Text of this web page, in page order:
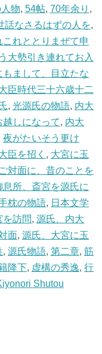
物, 54帖, 70年余り ,
話なさるはずの人を,
れととりまぜて申
大勢引き連れてお入
もまして、目立たな
臣時代三十六歳十二
, 光源氏の物語, 内大
しになって, 内大
夜がたいそう更け
臣を招く , 大宮に玉
対面に、昔のことを
息所、斎宮を源氏に
枕の物語, 日本文学
を訪問, 源氏、内大
面, 源氏、大宮に玉
, 源氏物語, 第二章, 筋
降下, 虚構の秀逸, 行
Shutou